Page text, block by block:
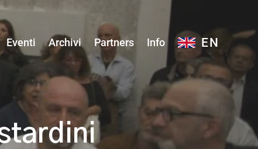
Eventi Archivi Partners Info EN